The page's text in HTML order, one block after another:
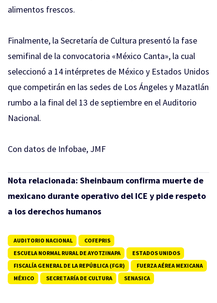
alimentos frescos.
Finalmente, la Secretaría de Cultura presentó la fase
semifinal de la convocatoria «México Canta», la cual
seleccionó a 14 intérpretes de México y Estados Unidos
que competirán en las sedes de Los Ángeles y Mazatlán
rumbo a la final del 13 de septiembre en el Auditorio
Nacional.
Con datos de Infobae, JMF
Nota relacionada: Sheinbaum confirma muerte de
mexicano durante operativo del ICE y pide respeto
a los derechos humanos
AUDITORIO NACIONAL
COFEPRIS
ESCUELA NORMAL RURAL DE AYOTZINAPA
ESTADOS UNIDOS
FISCALÍA GENERAL DE LA REPÚBLICA (FGR)
FUERZA AÉREA MEXICANA
MÉXICO
SECRETARÍA DE CULTURA SENASICA